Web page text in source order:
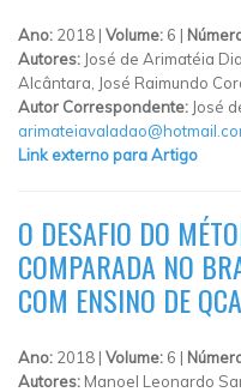
Ano: 2018 | Volume: 6 |
Autores: José de Arimatéia
Alcântara, José Raimundo
Autor Correspondente: José
Link externo para Artigo
O DESAFIO DO
COMPARADA NO
COM ENSINO DE QCA
Ano: 2018 | Volume: 6 |
Autores: Manoel Leonardo